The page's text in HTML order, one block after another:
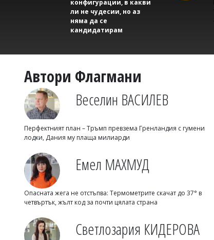
конфигурации, в какви
ли не чудесии, но аз
няма да се
кандидатирам
Автори Флагмани
Веселин ВАСИЛЕВ
Перфектният план – Тръмп превзема Гренландия с гумени
лодки, Дания му плаща милиарди
Емел МАХМУД
Опасната жега не отстъпва: Термометрите скачат до 37° в
четвъртък, жълт код за почти цялата страна
Светлозария КИДЕРОВА